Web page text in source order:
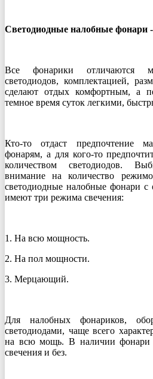
Светодиодные налобные фонари
Все фонарики отличаются
светодиодов, комплектацией,
сделают отдых комфортным, а
темное время суток легкими,
Кто-то отдаст предпочтение
фонарям, а для кого-то
количеством светодиодов.
внимание на количество
светодиодные налобные фонари
имеют три режима свечения:
1. На всю мощность.
2. На пол мощности.
3. Мерцающий.
Для налобных фонариков,
светодиодами, чаще всего
на всю мощь. В наличии фонари
свечения и без.